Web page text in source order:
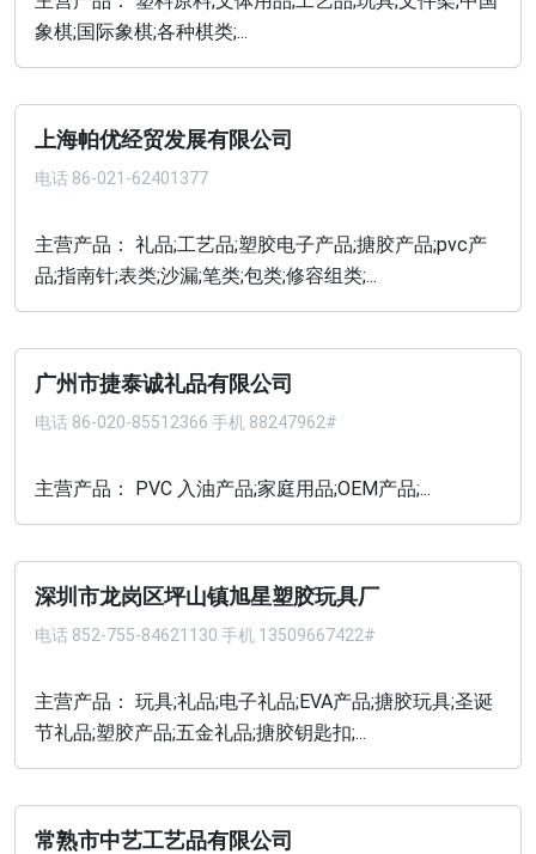
象棋;国际象棋;各种棋类;...
上海帕优经贸发展有限公司
电话 86-021-62401377
主营产品： 礼品;工艺品;塑胶电子产品;搪胶产品;pvc产
品;指南针;表类;沙漏;笔类;包类;修容组类;...
广州市捷泰诚礼品有限公司
电话 86-020-85512366 手机 88247962#
主营产品： PVC 入油产品;家庭用品;OEM产品;...
深圳市龙岗区坪山镇旭星塑胶玩具厂
电话 852-755-84621130 手机 13509667422#
主营产品： 玩具;礼品;电子礼品;EVA产品;搪胶玩具;圣诞
节礼品;塑胶产品;五金礼品;搪胶钥匙扣;...
常熟市中艺工艺品有限公司